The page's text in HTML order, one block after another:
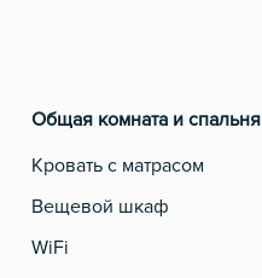
Общая комната и спальня
Кровать с матрасом
Вещевой шкаф
WiFi